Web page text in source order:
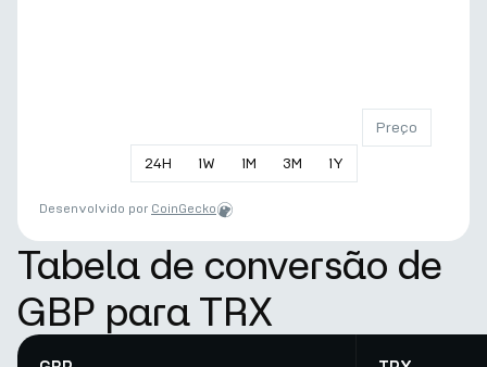
24H 1W 1M 3M 1Y
Preço
Desenvolvido por CoinGecko
Tabela de conversão de
GBP para TRX